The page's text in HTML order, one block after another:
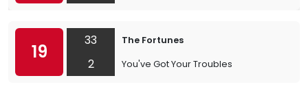
19
33
2
The Fortunes
You've Got Your Troubles